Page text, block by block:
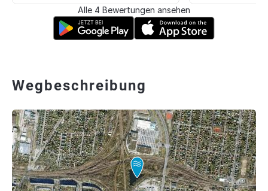
Alle 4 Bewertungen ansehen
Wegbeschreibung